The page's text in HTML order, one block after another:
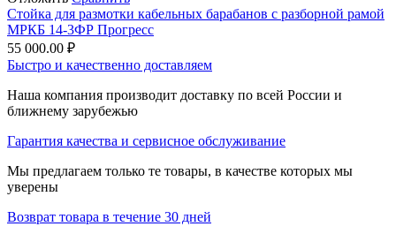
Стойка для размотки кабельных барабанов с разборной рамой
МРКБ 14-3ФР Прогресс
55 000.00 ₽
Быстро и качественно доставляем
Наша компания производит доставку по всей России и
ближнему зарубежью
Гарантия качества и сервисное обслуживание
Мы предлагаем только те товары, в качестве которых мы
уверены
Возврат товара в течение 30 дней